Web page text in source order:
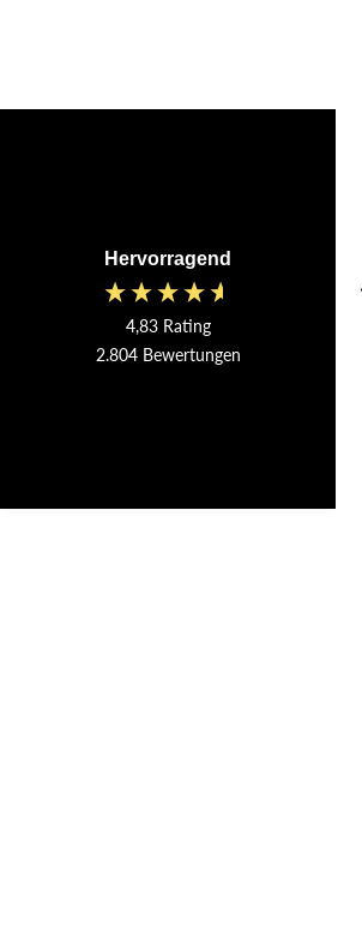
Hervorragend
4,83 Rating
2.804 Bewertungen
super Preis. Schnell geliefert.
Ihr habt mich als Kunden!